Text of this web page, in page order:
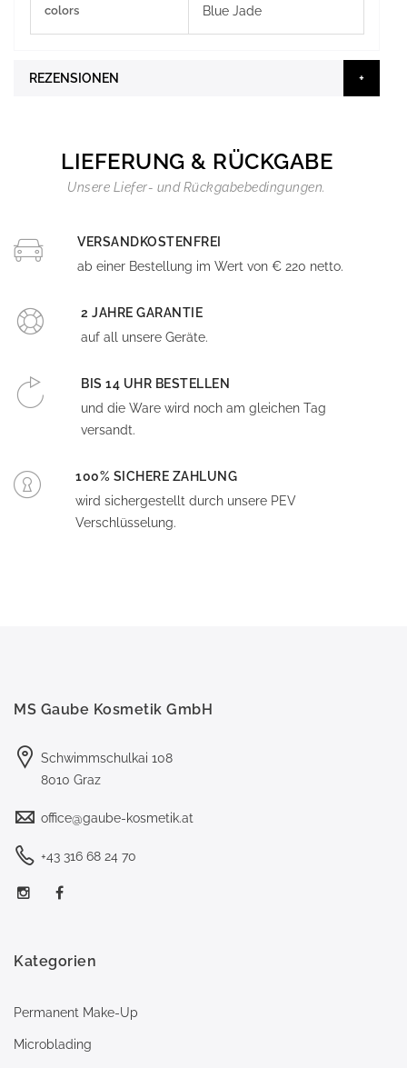
colors Blue Jade
REZENSIONEN
LIEFERUNG & RÜCKGABE
Unsere Liefer- und Rückgabebedingungen.
VERSANDKOSTENFREI
ab einer Bestellung im Wert von € 220 netto.
2 JAHRE GARANTIE
auf all unsere Geräte.
BIS 14 UHR BESTELLEN
und die Ware wird noch am gleichen Tag
versandt.
100% SICHERE ZAHLUNG
wird sichergestellt durch unsere PEV
Verschlüsselung.
MS Gaube Kosmetik GmbH
Schwimmschulkai 108
8010 Graz
office@gaube-kosmetik.at
+43 316 68 24 70
Kategorien
Permanent Make-Up
Microblading